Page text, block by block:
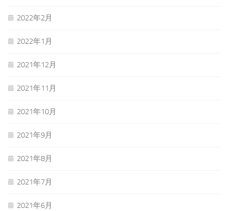
2022年2月
2022年1月
2021年12月
2021年11月
2021年10月
2021年9月
2021年8月
2021年7月
2021年6月